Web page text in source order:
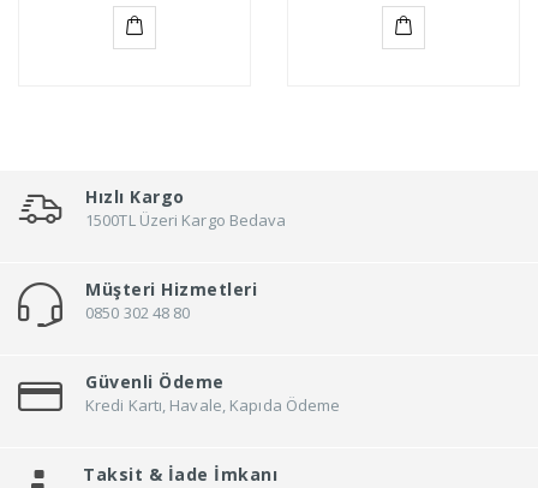
Hızlı Kargo
1500TL Üzeri Kargo Bedava
Müşteri Hizmetleri
0850 302 48 80
Güvenli Ödeme
Kredi Kartı, Havale, Kapıda Ödeme
Taksit & İade İmkanı